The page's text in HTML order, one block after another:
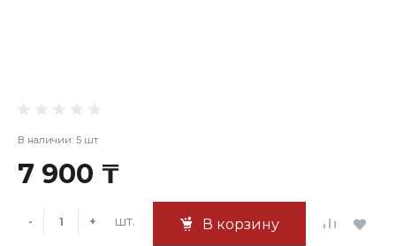
В наличии: 5 шт
7 900 ₸
- + шт. В корзину